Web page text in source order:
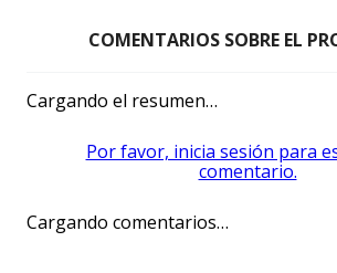
Cargando el resumen…
Por favor, inicia sesión para
comentario.
Cargando comentarios…